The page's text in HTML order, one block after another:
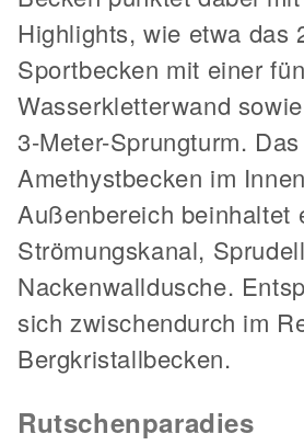
Highlights, wie etwa das
Sportbecken mit einer
Wasserkletterwand
3-Meter-Sprungturm. Das
Amethystbecken im
Außenbereich beinhaltet
Strömungskanal,
Nackenwalldusche.
sich zwischendurch im
Bergkristallbecken.
Rutschenparadies